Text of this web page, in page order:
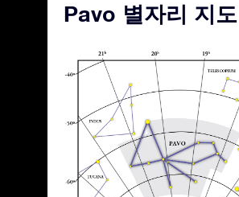
Pavo 별자리 지도